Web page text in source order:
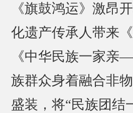
《旗鼓鸿运》激昂
化遗产传承人带来
《中华民族一家
族群众身着融合非
盛装，将“民族团结